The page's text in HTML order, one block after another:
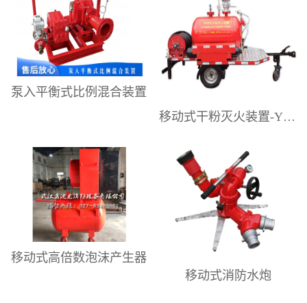
善的售后技术和设备应用维护服务。
为工业企业供应配套消防产品。是国
内具有影响力的泡沫灭火设备专业制
造商之一。澳龙公司主要生产销售：
沫比例混合装置、移动式泡沫灭火装
置（泡沫手推车）、移动式泡沫炮、
消防水炮、消防泡沫炮、泡沫-水两用
炮、移动式泡沫自摆炮、电动遥控
炮、隧道泡沫消火栓箱、室内外消防
栓、消防炮塔、泡沫降落槽，中、低
倍泡沫枪、泡沫喷头，高、中、低倍
数泡沫发生器、高.中.低倍数消防泡沫
泵入平衡式比例混合装置
移动式干粉灭火装置-YGFZ系列
移动式高倍数泡沫产生器
移动式消防水炮